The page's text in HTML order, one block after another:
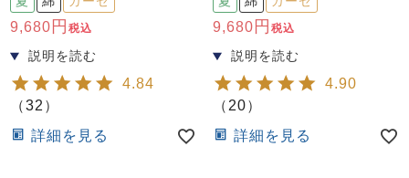
9,680 税込
4.84
（32 ）
詳細を見る
9,680 税込
4.90
（20）
詳細を見る